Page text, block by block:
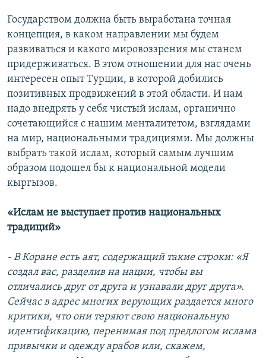
Государством должна быть выработана точная
концепция, в каком направлении мы будем
развиваться и какого мировоззрения мы станем
придерживаться. В этом отношении для нас очень
интересен опыт Турции, в которой добились
позитивных продвижений в этой области. И нам
надо внедрять у себя чистый ислам, органично
сочетающийся с нашим менталитетом, взглядами
на мир, национальными традициями. Мы должны
выбрать такой ислам, который самым лучшим
образом подошел бы к национальной модели
кыргызов.
«Ислам не выступает против национальных
традиций»
- В Коране есть аят, содержащий такие строки: «Я
создал вас, разделив на нации, чтобы вы
отличались друг от друга и узнавали друг друга».
Сейчас в адрес многих верующих раздается много
критики, что они теряют свою национальную
идентификацию, перенимая под предлогом ислама
привычки и одежду арабов или, скажем,